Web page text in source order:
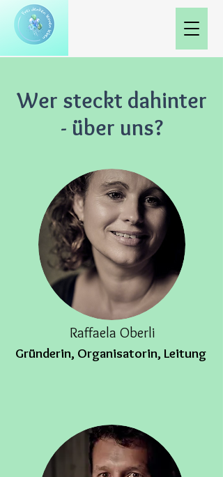
Wer steckt dahinter
- über uns?
Raffaela Oberli
Gründerin, Organisatorin, Leitung